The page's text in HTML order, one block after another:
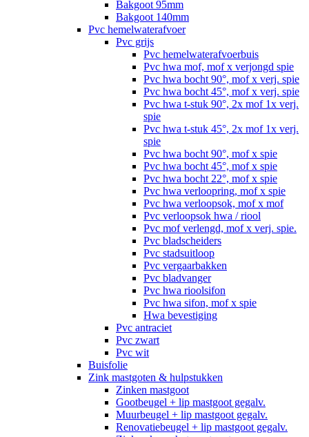
Bakgoot 95mm
Bakgoot 140mm
Pvc hemelwaterafvoer
Pvc grijs
Pvc hemelwaterafvoerbuis
Pvc hwa mof, mof x verjongd spie
Pvc hwa bocht 90°, mof x verj. spie
Pvc hwa bocht 45°, mof x verj. spie
Pvc hwa t-stuk 90°, 2x mof 1x verj.
spie
Pvc hwa t-stuk 45°, 2x mof 1x verj.
spie
Pvc hwa bocht 90°, mof x spie
Pvc hwa bocht 45°, mof x spie
Pvc hwa bocht 22°, mof x spie
Pvc hwa verloopring, mof x spie
Pvc hwa verloopsok, mof x mof
Pvc verloopsok hwa / riool
Pvc mof verlengd, mof x verj. spie.
Pvc bladscheiders
Pvc stadsuitloop
Pvc vergaarbakken
Pvc bladvanger
Pvc hwa rioolsifon
Pvc hwa sifon, mof x spie
Hwa bevestiging
Pvc antraciet
Pvc zwart
Pvc wit
Buisfolie
Zink mastgoten & hulpstukken
Zinken mastgoot
Gootbeugel + lip mastgoot gegalv.
Muurbeugel + lip mastgoot gegalv.
Renovatiebeugel + lip mastgoot gegalv.